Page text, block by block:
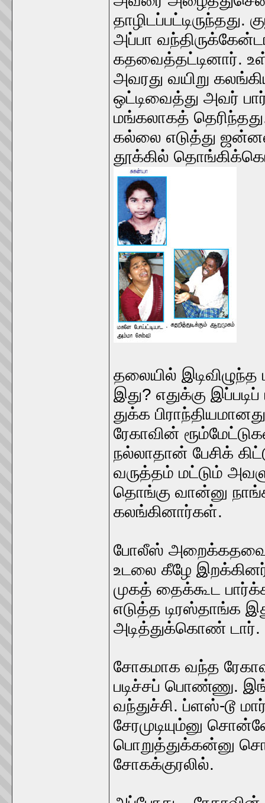
அப்பா
கதவைத்தட்டினார்.
அவரது வயிறு
ஒட்டிவைத்து அவர்
மங்கலாகத்
கல்லை எடுத்து
தூக்கில்
தலையில்
இது? எதுக்கு
துக்க
ரேகாவின்
நல்லாதான் பேசிக்
வருத்தம் மட்டும்
தொங்கு வான்னு
கலங்கினார்கள்.
போலீஸ் அறைக்கதவை
உடலை கீழே
முகத் தைக்கூட
எடுத்த டிரஸ்தாங்க
அடித்துக்கொண் டார்.
சோகமாக வந்த
படிச்சப் பொண்ணு.
வந்துச்சி. ப்ளஸ்-டூ
சேரமுடியும்னு
பொறுத்துக்கன்னு
சோகக்குரலில்.